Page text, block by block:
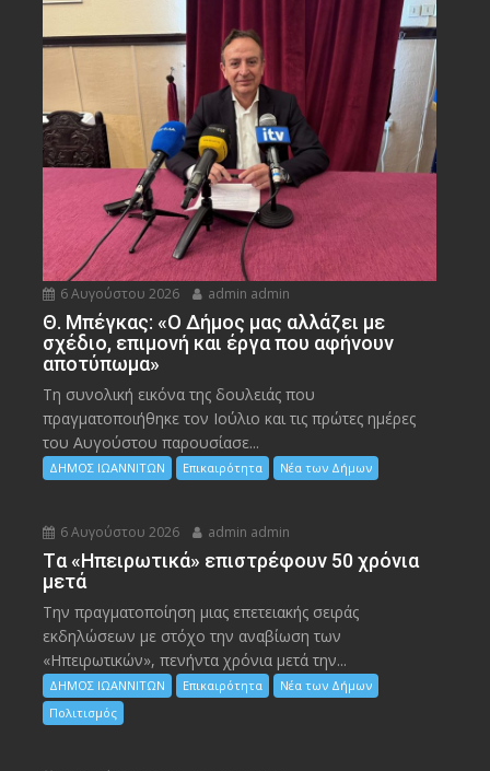
6 Αυγούστου 2026 admin admin
Θ. Μπέγκας: «Ο Δήμος μας αλλάζει με
σχέδιο, επιμονή και έργα που αφήνουν
αποτύπωμα»
Τη συνολική εικόνα της δουλειάς που
πραγματοποιήθηκε τον Ιούλιο και τις πρώτες ημέρες
του Αυγούστου παρουσίασε...
ΔΗΜΟΣ ΙΩΑΝΝΙΤΩΝ Επικαιρότητα Νέα των Δήμων
6 Αυγούστου 2026 admin admin
Tα «Ηπειρωτικά» επιστρέφουν 50 χρόνια
μετά
Την πραγματοποίηση μιας επετειακής σειράς
εκδηλώσεων με στόχο την αναβίωση των
«Ηπειρωτικών», πενήντα χρόνια μετά την...
ΔΗΜΟΣ ΙΩΑΝΝΙΤΩΝ Επικαιρότητα
Νέα των Δήμων
Πολιτισμός